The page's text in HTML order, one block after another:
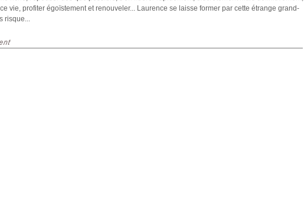
vie, profiter égoïstement et renouveler... Laurence se laisse former par cette étrange grand-
risque...